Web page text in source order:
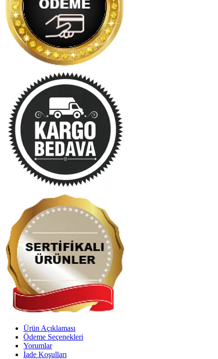
Ürün Açıklaması
Ödeme Seçenekleri
Yorumlar
İade Koşulları